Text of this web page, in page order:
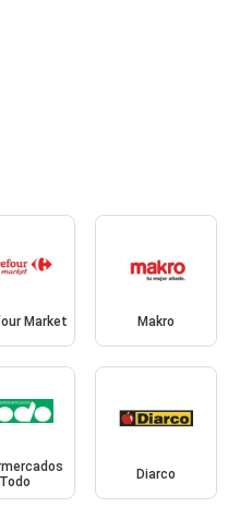
Market Makro
Todo
Diarco